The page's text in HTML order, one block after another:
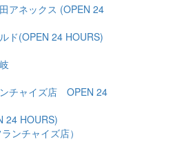
アネックス (OPEN 24
ド(OPEN 24 HOURS)
チャイズ店 OPEN 24
24 HOURS)
ンチャイズ店）